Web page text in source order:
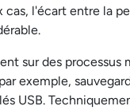
cas, l'écart entre la
sur des processus
exemple,
USB.